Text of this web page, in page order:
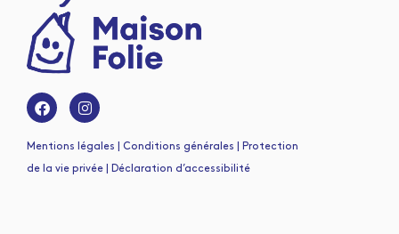
Mentions légales | Conditions générales | Protection
de la vie privée | Déclaration d’accessibilité